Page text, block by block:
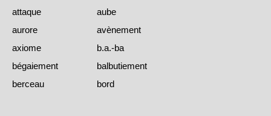
attaque
aube
aurore
avènement
axiome
b.a.-ba
bégaiement
balbutiement
berceau
bord